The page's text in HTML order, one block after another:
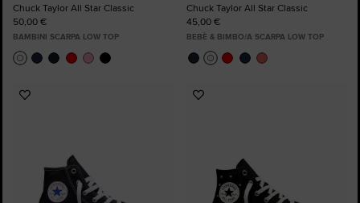
Chuck Taylor All Star Classic
50,00 €
BAMBINI SCARPA LOW TOP
Chuck Taylor All Star Classic
45,00 €
BEBÈ & BIMBO/A SCARPA LOW TOP
Aggiungi
Aggiungi